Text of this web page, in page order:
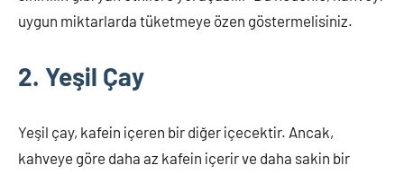
uygun miktarlarda tüketmeye özen göstermelisiniz.
2. Yeşil Çay
Yeşil çay, kafein içeren bir diğer içecektir. Ancak,
kahveye göre daha az kafein içerir ve daha sakin bir